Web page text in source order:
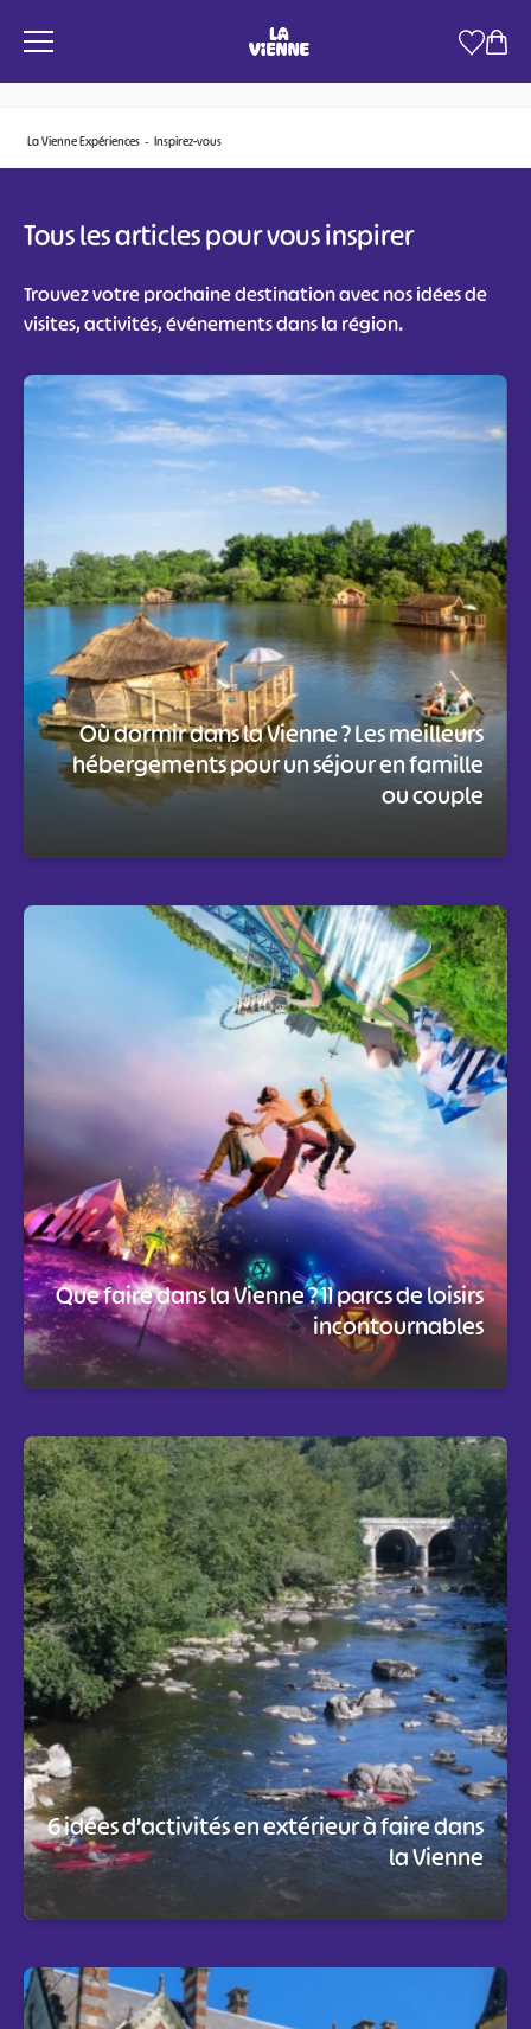
La Vienne Expériences Inspirez-vous
Tous les articles pour vousinspirer
Trouvez votre prochaine destination avec nos idées de
visites, activités, événements dans la région.
Où dormir dans la Vienne ? Les meilleurs
hébergements pour un séjour en famille
ou couple
Que faire dans la Vienne ? 11 parcs de loisirs
incontournables
6 idées d’activités en extérieur à faire dans
la Vienne